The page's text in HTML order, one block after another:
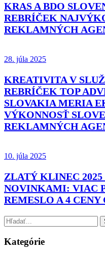
KRAS A BDO
REBRÍČEK
REKLAMNÝCH
28. júla 2025
KREATIVITA V
REBRÍČEK TOP
SLOVAKIA MERIA
VÝKONNOSŤ
REKLAMNÝCH
10. júla 2025
ZLATÝ KLINEC 2025
NOVINKAMI: VIAC
REMESLO A 4 CENY
Kategórie